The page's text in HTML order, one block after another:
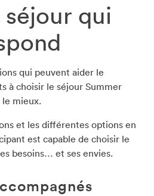
qui
qui peuvent aider le
à choisir le séjour Summer
mieux.
et les différentes options en
est capable de choisir le
besoins… et ses envies.